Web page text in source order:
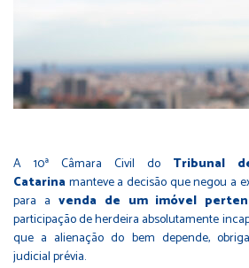
A 10ª Câmara Civil do Tribunal
Catarina manteve a decisão que negou a
para a venda de um imóvel
participação de herdeira absolutamente
que a alienação do bem depende,
judicial prévia.